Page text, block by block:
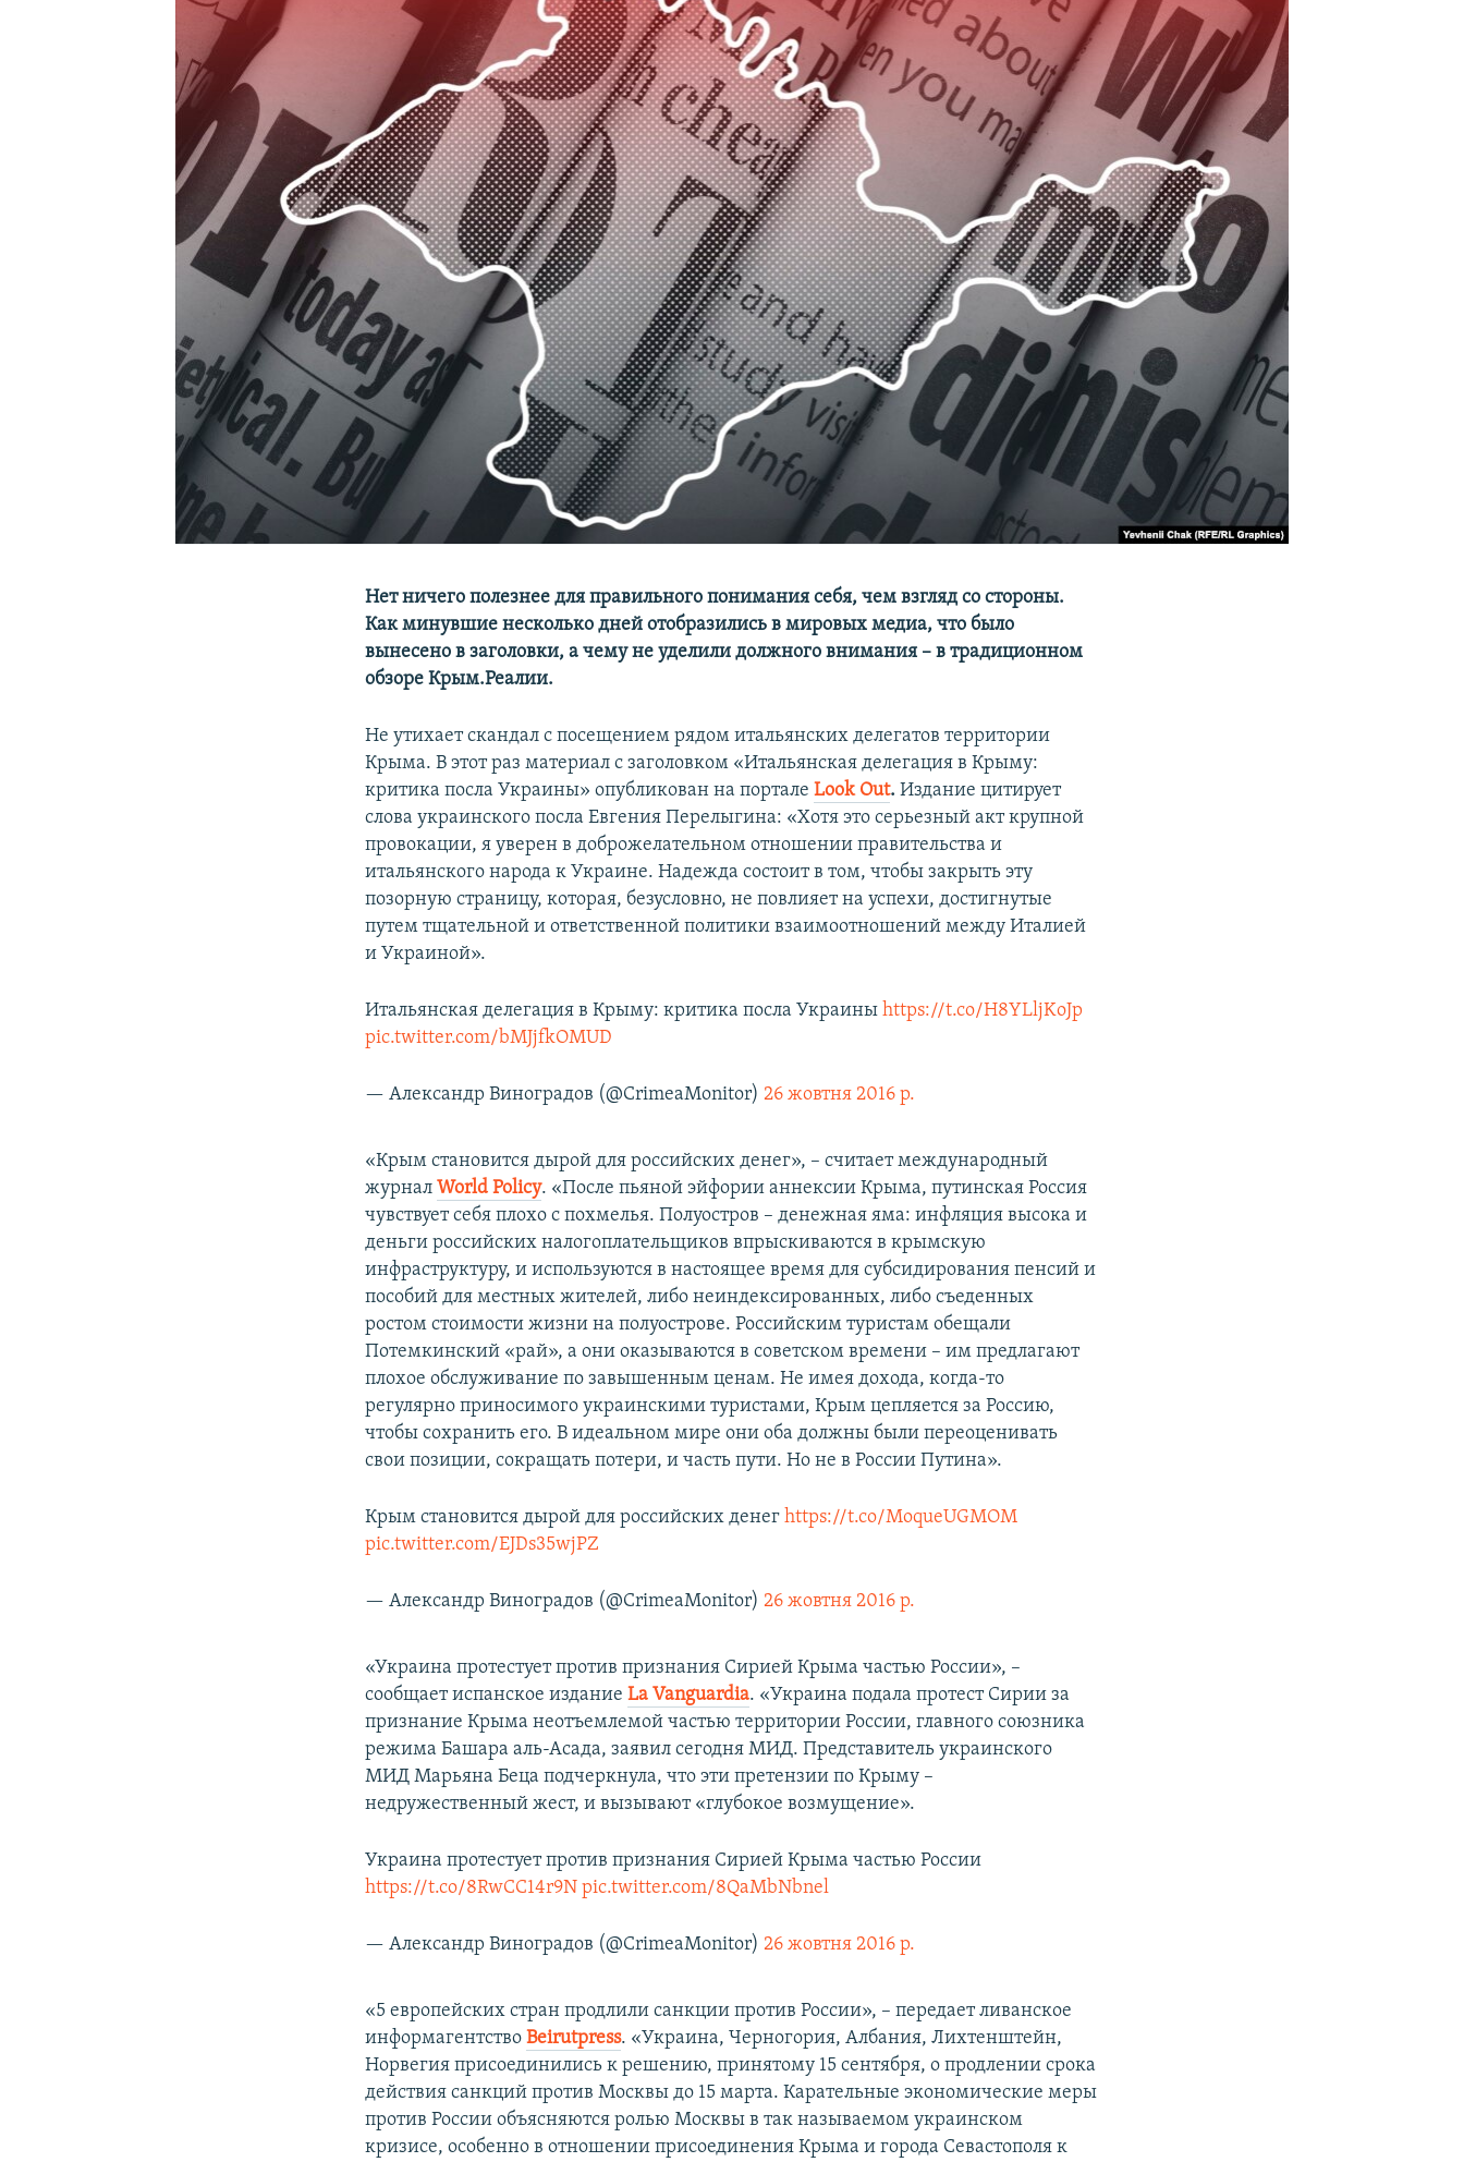
УКРАИНСКАЯ ПРОБЛЕМА КРЫМА
Нет ничего полезнее для правильного понимания себя, чем взгляд со стороны.
Как минувшие несколько дней отобразились в мировых медиа, что было
вынесено в заголовки, а чему не уделили должного внимания – в традиционном
обзоре Крым.Реалии.
Не утихает скандал с посещением рядом итальянских делегатов территории
Крыма. В этот раз материал с заголовком «Итальянская делегация в Крыму:
критика посла Украины» опубликован на порталеLook Out.Издание цитирует
слова украинского посла Евгения Перелыгина: «Хотя это серьезный акт крупной
провокации, я уверен в доброжелательном отношении правительства и
итальянского народа к Украине. Надежда состоит в том, чтобы закрыть эту
позорную страницу, которая, безусловно, не повлияет на успехи, достигнутые
путем тщательной и ответственной политики взаимоотношений между Италией
и Украиной».
Итальянская делегация в Крыму: критика посла Украиныhttps://t.co/H8YLljKoJp
pic.twitter.com/bMJjfkOMUD
— Александр Виноградов (@CrimeaMonitor)26 жовтня 2016 р.
«Крым становится дырой для российских денег», – считает международный
журналWorld Policy. «После пьяной эйфории аннексии Крыма, путинская Россия
чувствует себя плохо с похмелья. Полуостров – денежная яма: инфляция высока и
деньги российских налогоплательщиков впрыскиваются в крымскую
инфраструктуру, и используются в настоящее время для субсидирования пенсий и
пособий для местных жителей, либо неиндексированных, либо съеденных
ростом стоимости жизни на полуострове. Российским туристам обещали
Потемкинский «рай», а они оказываются в советском времени – им предлагают
плохое обслуживание по завышенным ценам. Не имея дохода, когда-то
регулярно приносимого украинскими туристами, Крым цепляется за Россию,
чтобы сохранить его. В идеальном мире они оба должны были переоценивать
свои позиции, сокращать потери, и часть пути. Но не в России Путина».
Крым становится дырой для российских денегhttps://t.co/MoqueUGMOM
pic.twitter.com/EJDs35wjPZ
— Александр Виноградов (@CrimeaMonitor)26 жовтня 2016 р.
«Украина протестует против признания Сирией Крыма частью России», –
сообщает испанское издание La Vanguardia. «Украина подала протест Сирии за
признание Крыма неотъемлемой частью территории России, главного союзника
режима Башара аль-Асада, заявил сегодня МИД. Представитель украинского
МИД Марьяна Беца подчеркнула, что эти претензии по Крыму –
недружественный жест, и вызывают «глубокое возмущение».
Украина протестует против признания Сирией Крыма частью России
https://t.co/8RwCC14r9N pic.twitter.com/8QaMbNbnel
— Александр Виноградов (@CrimeaMonitor)26 жовтня 2016 р.
«5 европейских стран продлили санкции против России», – передает ливанское
информагентствоВeirutpress. «Украина, Черногория, Албания, Лихтенштейн,
Норвегия присоединились к решению, принятому 15 сентября, о продлении срока
действия санкций против Москвы до 15 марта. Карательные экономические меры
против России объясняются ролью Москвы в так называемом украинском
кризисе, особенно в отношении присоединения Крыма и города Севастополя к